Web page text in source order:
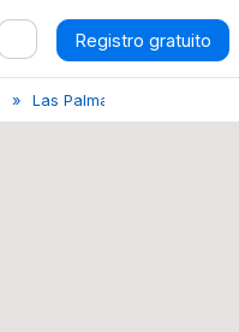
Registro gratuito
Las Palmas de Gran